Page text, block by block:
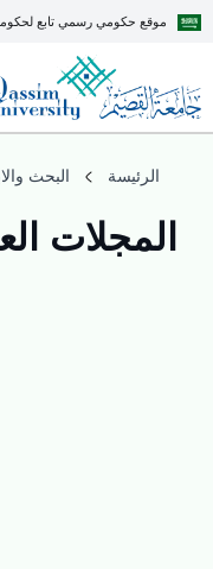
موقع حكومي رسمي تابع لحكومة
الرئيسة البحث
المجلات